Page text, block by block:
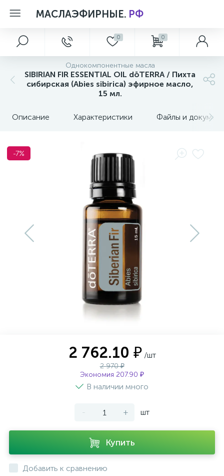
МАСЛАЭФИРНЫЕ. РФ
0 0
Однокомпонентные масла
SIBIRIAN FIR ESSENTIAL OIL dōTERRA / Пихта
сибирская (Abies sibirica) эфирное масло,
15 мл.
Описание Характеристики Файлы и
-7%
2 762.10 ₽ /шт
2 970 ₽
Экономия 207.90 ₽
В наличии много
- + шт
Купить
Добавить к сравнению
Главное меню
Главная
Фотогалерея
Aксессуары
МАТЕРИАЛЫ ПО ПРОДУКЦИИ dōTERRA
Лимитированные коллекции
Летние Новинки
Персональный уход
Коллекция Essential Skin Care